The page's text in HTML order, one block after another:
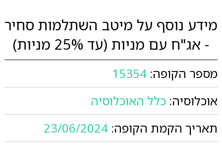
מידע נוסף על מיטב השתלמות סחיר
- אג"ח עם מניות (עד 25% מניות)
מספר הקופה: 15354
אוכלוסיה: כלל האוכלוסיה
תאריך הקמת הקופה: 23/06/2024